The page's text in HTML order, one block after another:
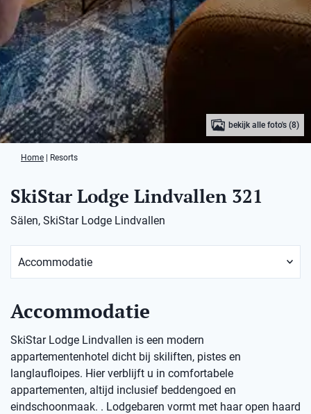
bekijk alle foto's (8)
Home Resorts
SkiStar Lodge Lindvallen 321
Sälen, SkiStar Lodge Lindvallen
Accommodatie
SkiStar Lodge Lindvallen is een modern
appartementenhotel dicht bij skiliften, pistes en
langlaufloipes. Hier verblijft u in comfortabele
appartementen, altijd inclusief beddengoed en
eindschoonmaak. . Lodgebaren vormt met haar open haard